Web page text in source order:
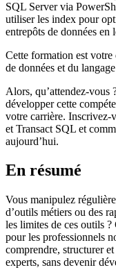
SQL Server via
utiliser les index pour
entrepôts de données
Cette formation est votre
de données et du
Alors, qu’attendez-vous
développer cette
votre carrière. Inscrivez-
et Transact SQL et
aujourd’hui.
En résumé
Vous manipulez
d’outils métiers ou des
les limites de ces outils
pour les professionnels
comprendre, structurer
experts, sans devenir